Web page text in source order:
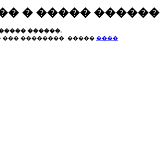
� ����� ������
������.
��������, ����� ����